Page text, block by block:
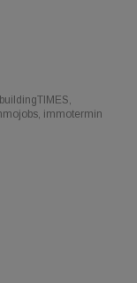
immotermin